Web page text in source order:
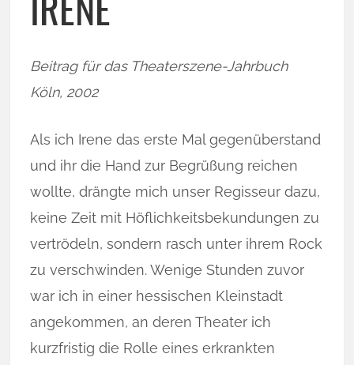
Beitrag für das Theaterszene-Jahrbuch
Köln, 2002
Als ich Irene das erste Mal gegenüberstand
und ihr die Hand zur Begrüßung rei­chen
wollte, drängte mich unser Regisseur dazu,
keine Zeit mit Höflichkeitsbe­kun­dungen zu
vertrödeln, sondern rasch unter ihrem Rock
zu verschwinden. Wenige Stunden zuvor
war ich in einer hessischen Kleinstadt
angekommen, an deren Theater ich
kurzfristig die Rolle eines erkrankten